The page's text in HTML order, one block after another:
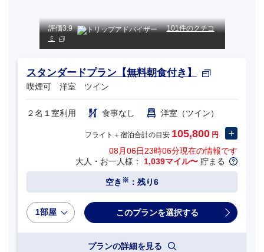
評価3.9
101件のクチコ
ミ
スタンダードプラン【無料朝食付き】
喫煙可 洋室 ツイン
２名１室利用 食事なし 洋室（ツイン）
フライト＋宿泊合計の目安 105,800 円
08月06日23時06分現在の情報です
大人・お一人様： 1,039マイル〜 貯まる
空き ※ ：残り6
1部屋
プランの詳細を見る